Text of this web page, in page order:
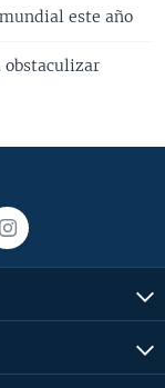
este año
obstaculizar